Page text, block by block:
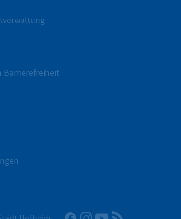
Barrierefreiheit
Facebook
Instagram
YouTube